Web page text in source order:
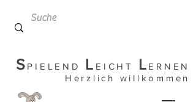
S PIELEND L EICHT L ERNEN
Herzlich willkommen